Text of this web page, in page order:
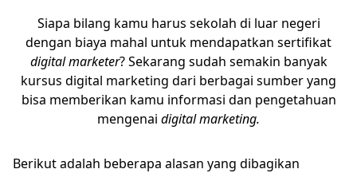
Siapa bilang kamu harus sekolah di luar negeri
dengan biaya mahal untuk mendapatkan sertifikat
digital marketer? Sekarang sudah semakin banyak
kursus digital marketing dari berbagai sumber yang
bisa memberikan kamu informasi dan pengetahuan
mengenai digital marketing.
Berikut adalah beberapa alasan yang dibagikan